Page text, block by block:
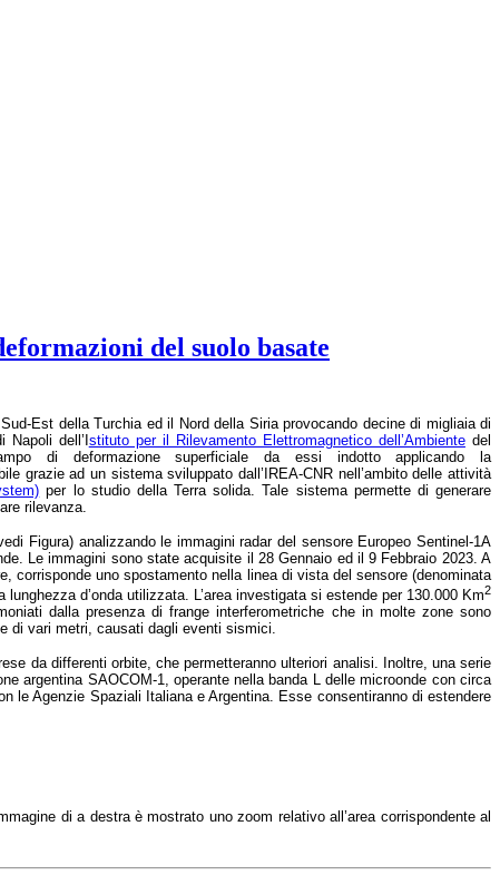
del suolo basate
Est della Turchia ed il Nord della Siria provocando decine di migliaia di
Napoli dell’Istituto per il Rilevamento Elettromagnetico dell’Ambiente del
di deformazione superficiale da essi indotto applicando la
grazie ad un sistema sviluppato dall’IREA-CNR nell’ambito delle attività
per lo studio della Terra solida. Tale sistema permette di generare
rilevanza.
Figura) analizzando le immagini radar del sensore Europeo Sentinel-1A
Le immagini sono state acquisite il 28 Gennaio ed il 9 Febbraio 2023. A
corrisponde uno spostamento nella linea di vista del sensore (denominata
d’onda utilizzata. L’area investigata si estende per 130.000 Km2
dalla presenza di frange interferometriche che in molte zone sono
di vari metri, causati dagli eventi sismici.
da differenti orbite, che permetteranno ulteriori analisi. Inoltre, una serie
argentina SAOCOM-1, operante nella banda L delle microonde con circa
le Agenzie Spaziali Italiana e Argentina. Esse consentiranno di estendere
di a destra è mostrato uno zoom relativo all’area corrispondente al